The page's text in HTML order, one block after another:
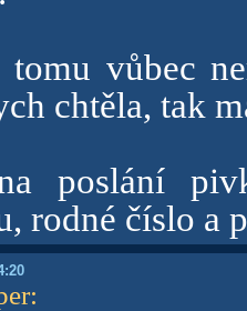
tomu vůbec
chtěla, tak
poslání
rodné číslo a
: